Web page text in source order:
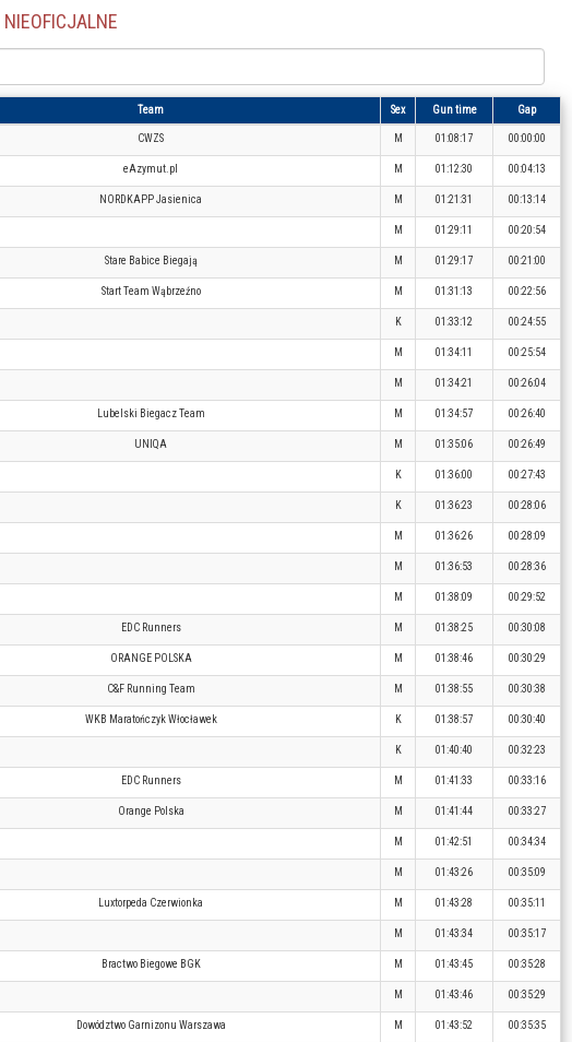
NIEOFICJALNE
Team Sex Gun time Gap
CWZS M 01:08:17 00:00:00
eAzymut.pl M 01:12:30 00:04:13
NORDKAPP Jasienica M 01:21:31 00:13:14
M 01:29:11 00:20:54
Stare Babice Biegają M 01:29:17 00:21:00
Start Team Wąbrzeźno M 01:31:13 00:22:56
K 01:33:12 00:24:55
M 01:34:11 00:25:54
M 01:34:21 00:26:04
Lubelski Biegacz Team M 01:34:57 00:26:40
UNIQA M 01:35:06 00:26:49
K 01:36:00 00:27:43
K 01:36:23 00:28:06
M 01:36:26 00:28:09
M 01:36:53 00:28:36
M 01:38:09 00:29:52
EDC Runners M 01:38:25 00:30:08
ORANGE POLSKA M 01:38:46 00:30:29
C&F Running Team M 01:38:55 00:30:38
WKB Maratończyk Włocławek K 01:38:57 00:30:40
K 01:40:40 00:32:23
EDC Runners M 01:41:33 00:33:16
Orange Polska M 01:41:44 00:33:27
M 01:42:51 00:34:34
M 01:43:26 00:35:09
Luxtorpeda Czerwionka M 01:43:28 00:35:11
M 01:43:34 00:35:17
Bractwo Biegowe BGK M 01:43:45 00:35:28
M 01:43:46 00:35:29
Dowództwo Garnizonu Warszawa M 01:43:52 00:35:35